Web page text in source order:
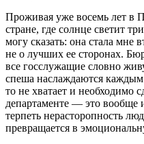
Проживая уже восемь лет в
стране, где солнце светит
могу сказать: она стала
не о лучших ее сторонах.
все госслужащие словно
спеша наслаждаются каждым
то не хватает и необходимо
департаменте — это
терпеть нерасторопность
превращается в